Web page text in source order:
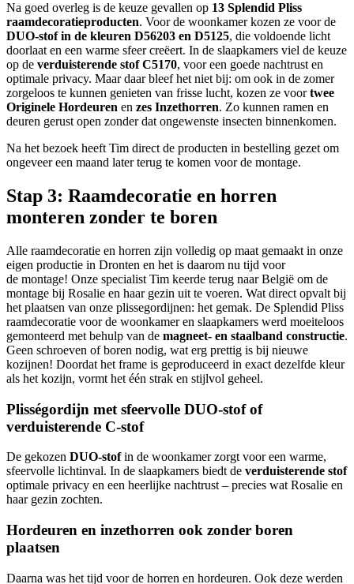
Na goed overleg is de keuze gevallen op 13 Splendid Pliss
raamdecoratieproducten. Voor de woonkamer kozen ze voor de
DUO-stof in de kleuren D56203 en D5125, die voldoende licht
doorlaat en een warme sfeer creëert. In de slaapkamers viel de keuze
op de verduisterende stof C5170, voor een goede nachtrust en
optimale privacy. Maar daar bleef het niet bij: om ook in de zomer
zorgeloos te kunnen genieten van frisse lucht, kozen ze voortwee
Originele Hordeuren en zes Inzethorren. Zo kunnen ramen en
deuren gerust open zonder dat ongewenste insecten binnenkomen.
Na het bezoek heeft Tim direct de producten in bestelling gezet om
ongeveer een maand later terug te komen voor de montage.
Stap 3: Raamdecoratie en horren
monteren zonder te boren
Alle raamdecoratie en horren zijn volledig op maat gemaakt in onze
eigen productie in Dronten en het is daarom nu tijd voor
de montage! Onze specialist Tim keerde terug naar België om de
montage bij Rosalie en haar gezin uit te voeren. Wat direct opvalt bij
het plaatsen van onze plissegordijnen: het gemak. De Splendid Pliss
raamdecoratie voor de woonkamer en slaapkamers werd moeiteloos
gemonteerd met behulp van de magneet- en staalband constructie.
Geen schroeven of boren nodig, wat erg prettig is bij nieuwe
kozijnen! Doordat het frame is geproduceerd in exact dezelfde kleur
als het kozijn, vormt het één strak en stijlvol geheel.
Plisségordijn met sfeervolle DUO-stof of
verduisterende C-stof
De gekozen DUO-stofin de woonkamer zorgt voor een warme,
sfeervolle lichtinval. In de slaapkamers biedt de verduisterende stof
optimale privacy en een heerlijke nachtrust – precies wat Rosalie en
haar gezin zochten.
Hordeuren en inzethorren ook zonder boren
plaatsen
Daarna was het tijd voor de horren en hordeuren. Ook deze werden